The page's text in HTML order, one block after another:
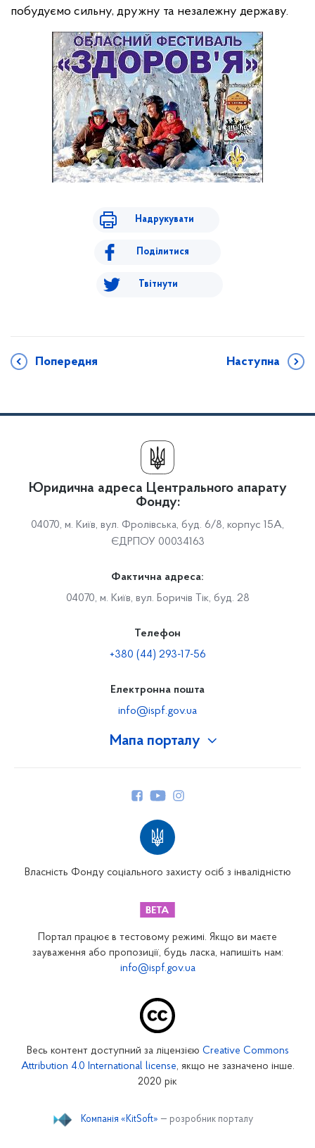
побудуємо сильну, дружну та незалежну державу.
Надрукувати
Поділитися
Твітнути
Попередня Наступна
Мапа порталу
Закарпатське відділення
Запорізьке відділення
Кіровоградське відділення
Миколаївське відділення
Юридична адреса Центрального апарату
Фонду:
04070, м. Київ, вул. Фролівська, буд. 6/8, корпус 15А,
ЄДРПОУ 00034163
Фактична адреса:
04070, м. Київ, вул. Боричів Тік, буд. 28
Телефон
+380 (44) 293-17-56
Електронна пошта
info@ispf.gov.ua
Власність Фонду соціального захисту осіб з інвалідністю
Портал працює в тестовому режимі. Якщо ви маєте
зауваження або пропозиції, будь ласка, напишіть нам:
info@ispf.gov.ua
Весь контент доступний за ліцензією Creative Commons
Attribution 4.0 International license, якщо не зазначено інше.
2020 рік
Компанія «KitSoft» — розробник порталу